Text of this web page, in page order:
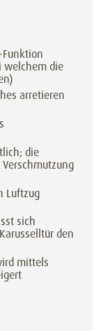
welchem die
arretieren
die
Luftzug
sich
den
mittels